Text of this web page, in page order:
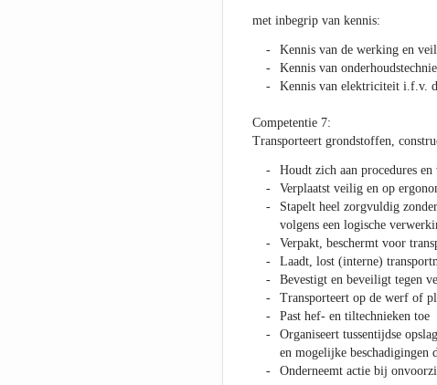
met inbegrip van kennis:
Kennis van de werking en
Kennis van
Kennis van elektriciteit i.f.v.
Competentie 7:
Transporteert grondstoffen,
Houdt zich aan procedures
Verplaatst veilig en op
Stapelt heel zorgvuldig
volgens een logische
Verpakt, beschermt voor
Laadt, lost (interne)
Bevestigt en beveiligt tegen
Transporteert op de werf of
Past hef- en tiltechnieken toe
Organiseert tussentijdse
en mogelijke beschadigingen
Onderneemt actie bij